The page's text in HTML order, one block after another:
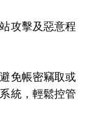
攻擊及惡意程
免帳密竊取或
統，輕鬆控管